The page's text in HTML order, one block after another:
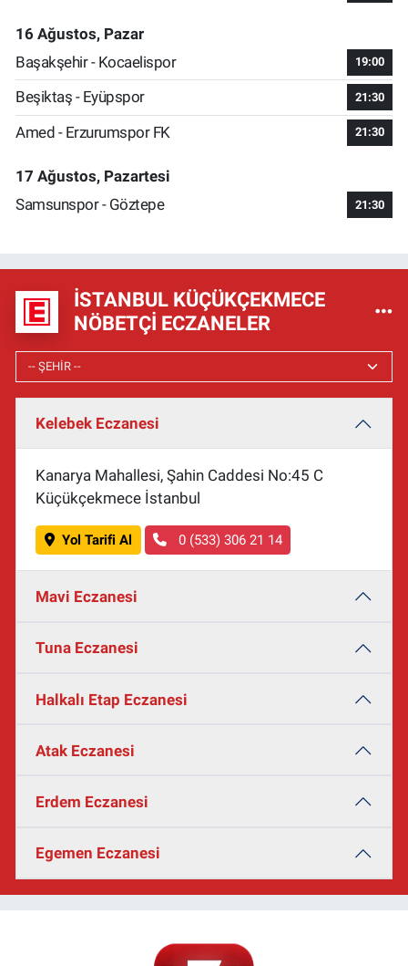
16 Ağustos, Pazar
Başakşehir - Kocaelispor
19:00
Beşiktaş - Eyüpspor 21:30
Amed - Erzurumspor FK 21:30
17 Ağustos, Pazartesi
Samsunspor - Göztepe
21:30
İSTANBUL KÜÇÜKÇEKMECE
NÖBETÇI ECZANELER
Kelebek Eczanesi
Kanarya Mahallesi, Şahin Caddesi No:45 C
Küçükçekmece İstanbul
Yol Tarifi Al 0 (533) 306 21 14
Mavi Eczanesi
Tuna Eczanesi
Halkalı Etap Eczanesi
Atak Eczanesi
Erdem Eczanesi
Egemen Eczanesi